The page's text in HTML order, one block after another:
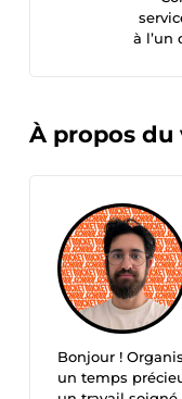
à l’un
À propos du
Bonjour !
un temps